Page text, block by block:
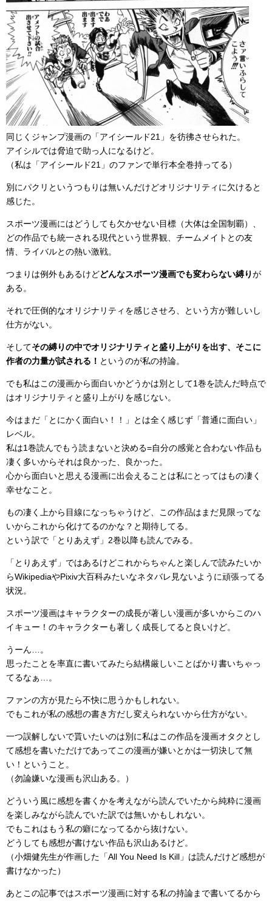
同じくジャンプ漫画の「アイシールド21」を彷彿させられた。
アイシルでは脅迫で助っ人になるけど。
（私は「アイシールド21」のファンで単行本全巻持ってる）
別にパクリというつもりは無いんだけどオリジナリティに欠けると
感じた。
スポーツ漫画にはどうしても欠かせない目標（大体は全国制覇）、
どの作品でも統一される現代という世界観、チームメイトとの友
情、ライバルとの熱い激戦。
つまりは例外もあるけどどんなスポーツ漫画でも変わらない縛りが
ある。
それで圧倒的なオリジナリティを感じさせろ、という方が難しいし
仕方がない。
そしてその縛りの中でオリジナリティと盛り上がりを出す、そこに
作者の力量が試される！ というのが私の持論。
でも私はこの漫画から面白いかどうかは別として1巻を読んだ時点で
はオリジナリティと盛り上がりを感じない。
今はまだ「とにかく面白い！！」とは全く感じず「普通に面白い」
レベル。
私は1巻読んでもう読まないと決める=自分の感覚と合わない作品も
凄く多いからそれは良かった、良かった。
心から面白いと思える漫画に出会えることは私にとってはもの凄く
幸せなこと。
もの凄く上から目線になっちゃうけど、この作品はまだ見限ってな
いからこれから化けてるのかな？と期待してる。
という訳で「とりあえず」2巻以降も読んでみる。
「とりあえず」ではあるけどこれからちゃんと楽しんで読みたいか
らWikipediaやPixiv大百科みたいなネタバレ見ないように頑張ってる
状況。
スポーツ漫画はキャラクターの成長が著しい漫画が多いからこのハ
イキュー！のキャラクターも著しく成長してると良いけど。
うーん…。
思ったことを率直に書いてみたら結構厳しいことばかり書いちゃっ
てるなぁ…。
ファンの方が見たら不快に思うかもしれない。
でもこれが私の感想の書き方だし変えられないから仕方がない。
一つ誤解しないで貰いたいのは別に私はこの作品を漫画オタクとし
て感想を書いただけであってこの漫画が嫌いとかは一切決して無
い！ということ。
（勿論嫌いな漫画も沢山ある。）
どういう風に感想を書くかを考えながら読んでいたから純粋に漫画
を楽しみながら読んでいた訳では無いかもしれない。
でもこれはもう私の癖になってるから抜けない。
どうしても感想が書けない作品も沢山あるけど。
（小畑健先生が作画した「All You Need Is Kill」は読んだけど感想が
書けなかった）
あとこの記事ではスポーツ漫画に対する私の持論まで書いてるから